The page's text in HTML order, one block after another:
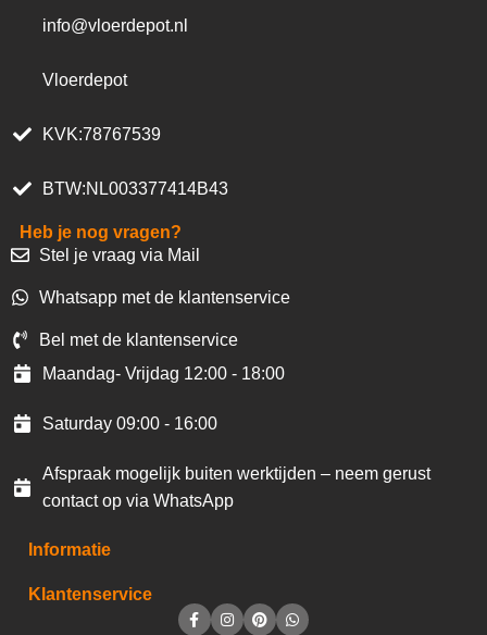
info@vloerdepot.nl
Vloerdepot
KVK:78767539
BTW:NL003377414B43
Heb je nog vragen?
Stel je vraag via Mail
Whatsapp met de klantenservice
Bel met de klantenservice
Maandag- Vrijdag 12:00 - 18:00
Saturday 09:00 - 16:00
Afspraak mogelijk buiten werktijden – neem gerust
contact op via WhatsApp
Informatie
Klantenservice